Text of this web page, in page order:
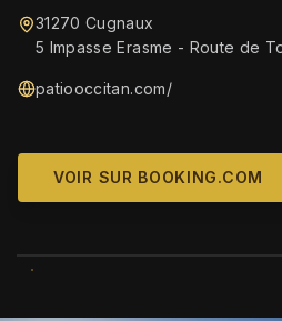
31270 Cugnaux
5 Impasse Erasme - Route de
patiooccitan.com/
VOIR SUR BOOKING.COM